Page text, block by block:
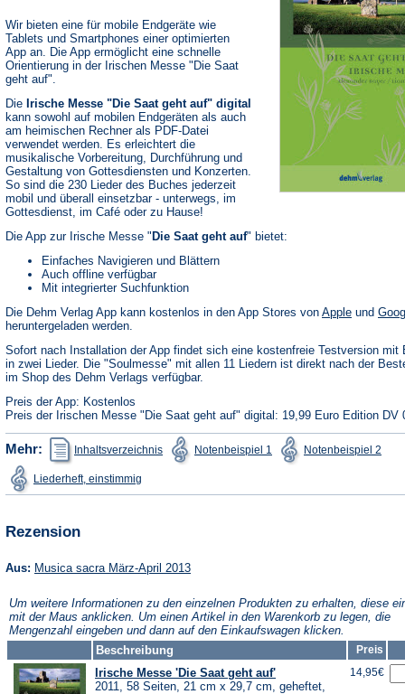
Wir bieten eine für mobile Endgeräte wie
Tablets und Smartphones einer optimierten
App an. Die App ermöglicht eine schnelle
Orientierung in der Irischen Messe "Die Saat
geht auf".
Die Irische Messe "Die Saat geht auf" digital
kann sowohl auf mobilen Endgeräten als auch
am heimischen Rechner als PDF-Datei
verwendet werden. Es erleichtert die
musikalische Vorbereitung, Durchführung und
Gestaltung von Gottesdiensten und Konzerten.
So sind die 230 Lieder des Buches jederzeit
mobil und überall einsetzbar - unterwegs, im
Gottesdienst, im Café oder zu Hause!
Die App zur Irische Messe " Die Saat geht auf" bietet:
Einfaches Navigieren und Blättern
Auch offline verfügbar
Mit integrierter Suchfunktion
Die Dehm Verlag App kann kostenlos in den App Stores von Apple(Öffnet
neuen
Tab)
und
heruntergeladen werden.
Sofort nach Installation der App findet sich eine kostenfreie Testversion mit
in zwei Lieder. Die "Soulmesse" mit allen 11 Liedern ist direkt nach der
im Shop des Dehm Verlags verfügbar.
Preis der App: Kostenlos
Preis der Irischen Messe "Die Saat geht auf" digital: 19,99 Euro Edition DV
Mehr: Inhaltsverzeichnis
(Öffnet
in
einem
Tab)
Notenbeispiel 1
(Öffnet
in
einem
Tab)
Notenbeispiel 2in
Tab)
Liederheft, einstimmig
einem
Rezension
Aus: Musica sacra März-April 2013(Öffnet
neuen
Tab)
Um weitere Informationen zu den einzelnen Produkten zu erhalten, diese
mit der Maus anklicken. Um einen Artikel in den Warenkorb zu legen, die
Mengenzahl eingeben und dann auf den Einkaufswagen klicken.
Beschreibung
Preis
Irische Messe 'Die Saat geht auf'
2011, 58 Seiten, 21 cm x 29,7 cm, geheftet,
14,95€